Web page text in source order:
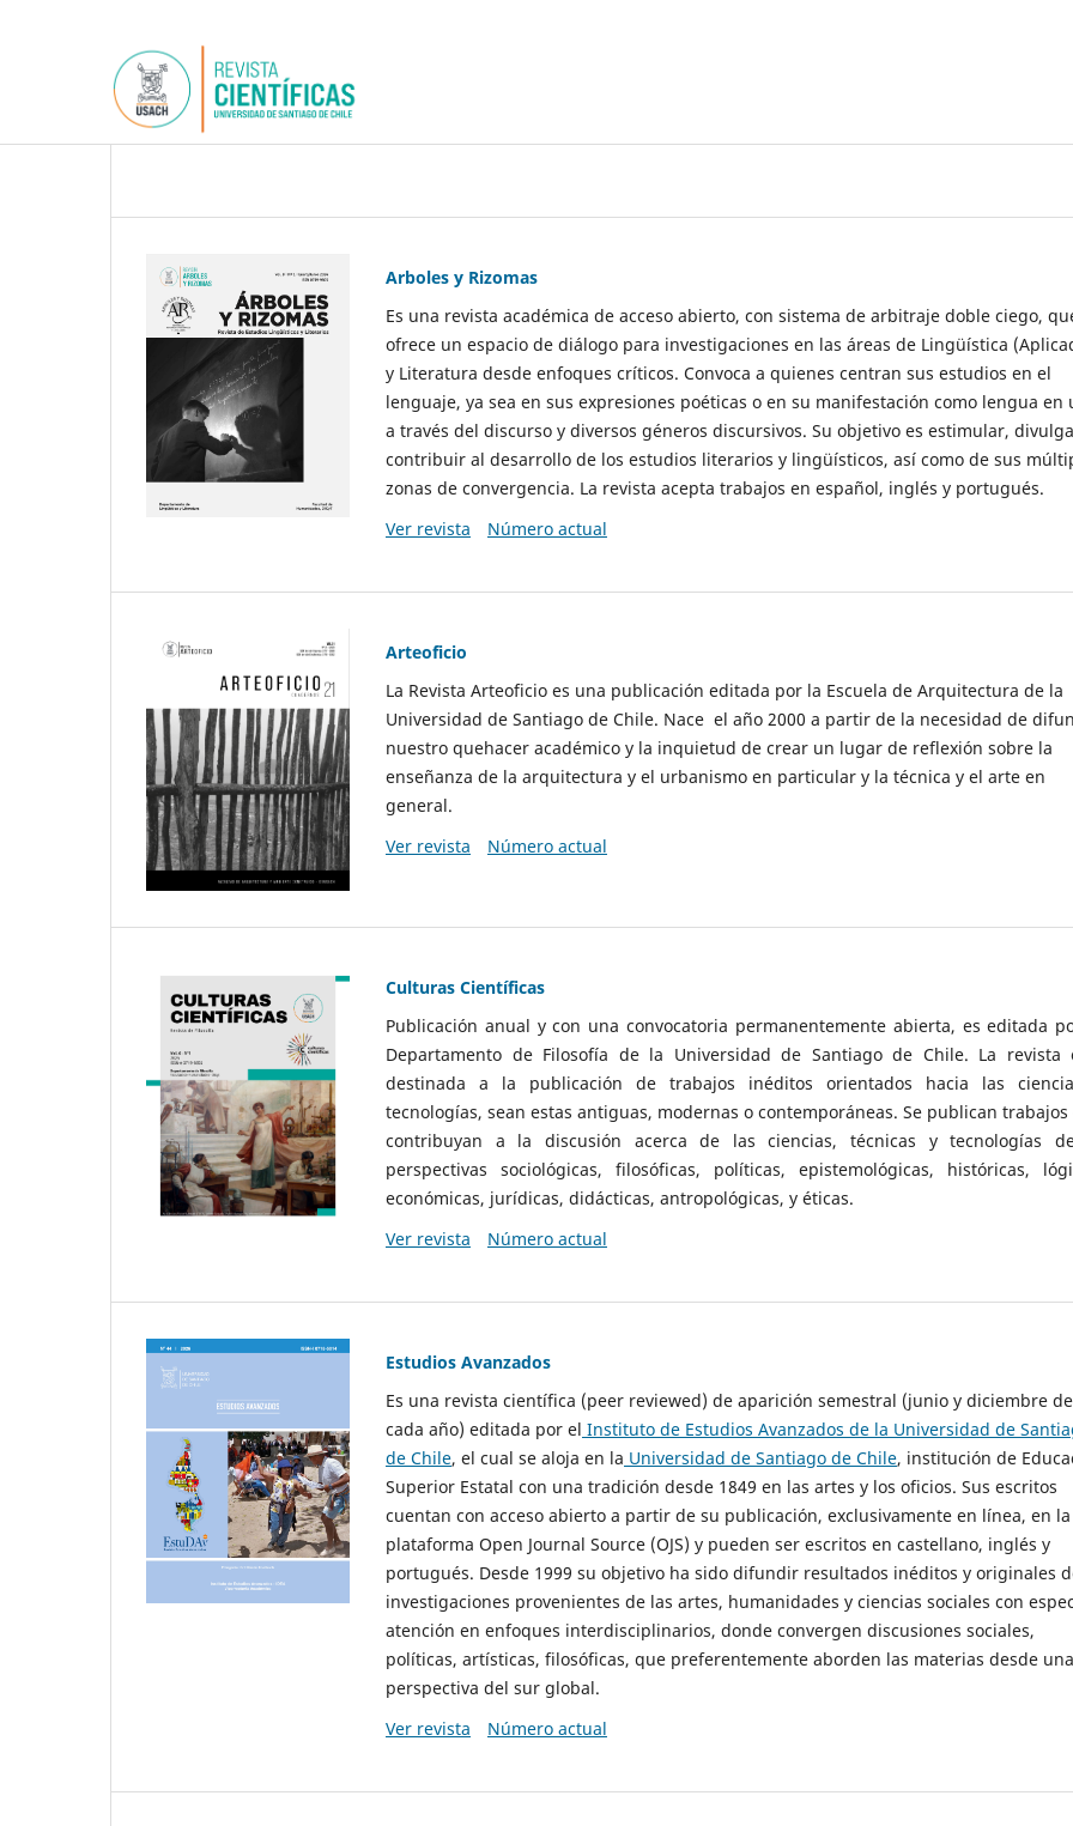
Arboles y Rizomas
Es una revista académica de acceso abierto, con sistema de arbitraje doble ciego,
ofrece un espacio de diálogo para investigaciones en las áreas de Lingüística
y Literatura desde enfoques críticos. Convoca a quienes centran sus estudios en el
lenguaje, ya sea en sus expresiones poéticas o en su manifestación como lengua en
a través del discurso y diversos géneros discursivos. Su objetivo es estimular,
contribuir al desarrollo de los estudios literarios y lingüísticos, así como de sus
zonas de convergencia. La revista acepta trabajos en español, inglés y portugués.
Ver revista
Número actual
Arteoficio
La Revista Arteoficio es una publicación editada por la Escuela de Arquitectura de la
Universidad de Santiago de Chile. Nace el año 2000 a partir de la necesidad de
nuestro quehacer académico y la inquietud de crear un lugar de reflexión sobre la
enseñanza de la arquitectura y el urbanismo en particular y la técnica y el arte en
general.
Ver revista
Número actual
Culturas Científicas
Publicación anual y con una convocatoria permanentemente abierta, es editada
Departamento de Filosofía de la Universidad de Santiago de Chile. La revista
destinada a la publicación de trabajos inéditos orientados hacia las
tecnologías, sean estas antiguas, modernas o contemporáneas. Se publican
contribuyan a la discusión acerca de las ciencias, técnicas y tecnologías
perspectivas sociológicas, filosóficas, políticas, epistemológicas, históricas,
económicas, jurídicas, didácticas, antropológicas, y éticas.
Ver revista
Número actual
Estudios Avanzados
Es una revista científica (peer reviewed) de aparición semestral (junio y diciembre de
cada año) editada por el Instituto de Estudios Avanzados de la Universidad de
de Chile, el cual se aloja en la Universidad de Santiago de Chile, institución de
Superior Estatal con una tradición desde 1849 en las artes y los oficios. Sus escritos
cuentan con acceso abierto a partir de su publicación, exclusivamente en línea, en la
plataforma Open Journal Source (OJS) y pueden ser escritos en castellano, inglés y
portugués. Desde 1999 su objetivo ha sido difundir resultados inéditos y originales
investigaciones provenientes de las artes, humanidades y ciencias sociales con
atención en enfoques interdisciplinarios, donde convergen discusiones sociales,
políticas, artísticas, filosóficas, que preferentemente aborden las materias desde una
perspectiva del sur global.
Ver revista
Número actual